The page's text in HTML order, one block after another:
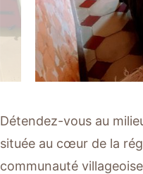
Détendez-vous au
située au cœur de la
communauté